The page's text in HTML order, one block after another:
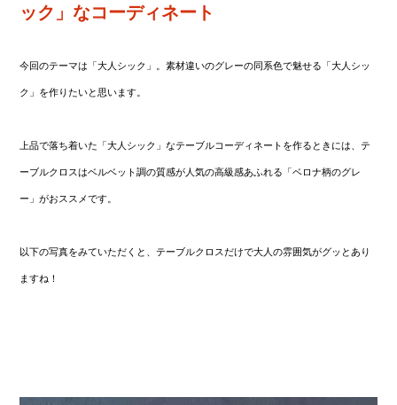
ック」なコーディネート
今回のテーマは「大人シック」。素材違いのグレーの同系色で魅せる「大人シッ
ク」を作りたいと思います。
上品で落ち着いた「大人シック」なテーブルコーディネートを作るときには、テ
ーブルクロスはベルベット調の質感が人気の高級感あふれる「ベロナ柄のグレ
ー」がおススメです。
以下の写真をみていただくと、テーブルクロスだけで大人の雰囲気がグッとあり
ますね！